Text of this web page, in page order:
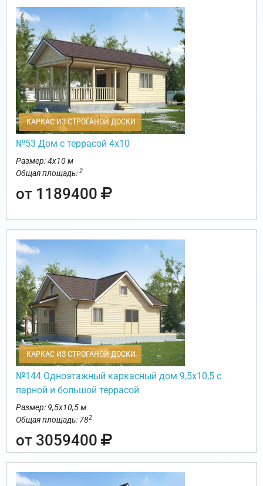
КАРКАС ИЗ СТРОГАНОЙ ДОСКИ
№53 Дом с террасой 4х10
Размер: 4х10 м
Общая площадь: 2
от 1189400
КАРКАС ИЗ СТРОГАНОЙ ДОСКИ
№144 Одноэтажный каркасный дом 9,5х10,5 с
парной и большой террасой
Размер: 9,5х10,5 м
Общая площадь: 782
от 3059400